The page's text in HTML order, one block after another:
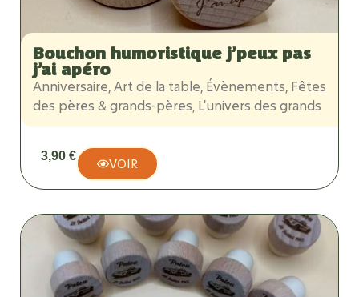
Bouchon humoristique j’peux pas
j’ai apéro
Anniversaire Art de la table Évènements Fêtes
des pères & grands-pères L'univers des grands
3,90 € VOIR